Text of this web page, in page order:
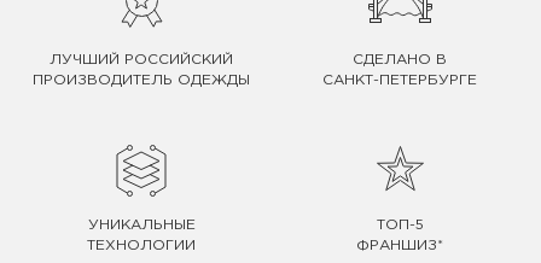
ЛУЧШИЙ РОССИЙСКИЙ
ПРОИЗВОДИТЕЛЬ ОДЕЖДЫ
СДЕЛАНО В
САНКТ-ПЕТЕРБУРГЕ
УНИКАЛЬНЫЕ
ТЕХНОЛОГИИ
ТОП-5
ФРАНШИЗ*